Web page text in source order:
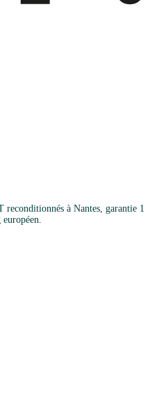
à Nantes, garantie 1